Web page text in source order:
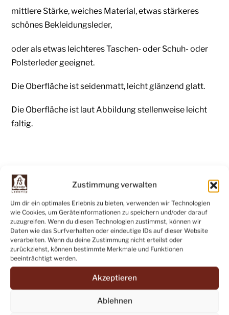
Zustimmung verwalten
Um dir ein optimales Erlebnis zu bieten, verwenden wir Technologien
wie Cookies, um Geräteinformationen zu speichern und/oder darauf
zuzugreifen. Wenn du diesen Technologien zustimmst, können wir
Daten wie das Surfverhalten oder eindeutige IDs auf dieser Website
verarbeiten. Wenn du deine Zustimmung nicht erteilst oder
zurückziehst, können bestimmte Merkmale und Funktionen
beeinträchtigt werden.
Akzeptieren
Ablehnen
mittlere Stärke, weiches Material, etwas stärkeres
schönes Bekleidungsleder,
oder als etwas leichteresTaschen- oder Schuh- oder
Polsterleder geeignet.
Die Oberfläche ist seidenmatt, leicht glänzend glatt.
Die Oberfläche ist laut Abbildung stellenweise leicht
faltig.
Leder ist ein langlebiges Naturprodukt und kann
deshalb leicht Schrammen, Kratzer, Abschürfungen,
Lochstellen aufweisen.
Das sind jedoch keine Mängel, sondern vielmehr ein
Ausdruck der Natürlichkeit und der Einzigartigkeit
jeder einzelnen Lederhaut.
Bei Fragen zum Produkt oder anderen Anfragen